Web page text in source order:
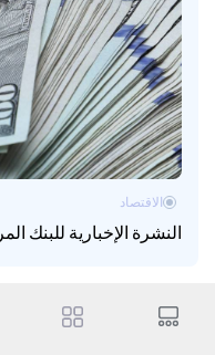
النشرة الإخبارية للبنك
الاقتصاد